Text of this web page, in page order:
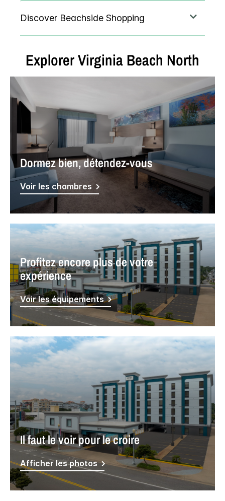
ExplorerVirginia Beach North
Dormez bien, détendez-vous
Voir les chambres
Profitez encore plus de votre
expérience
Voir les équipements
Il faut le voir pour le croire
Afficher les photos